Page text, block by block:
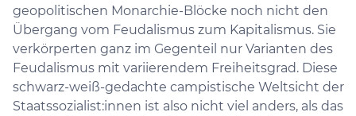
geopolitischen Monarchie-Blöcke noch nicht den
Übergang vom Feudalismus zum Kapitalismus. Sie
verkörperten ganz im Gegenteil nur Varianten des
Feudalismus mit variierendem Freiheitsgrad. Diese
schwarz-weiß-gedachte campistische Weltsicht der
Staatssozialist:innen ist also nicht viel anders, als das